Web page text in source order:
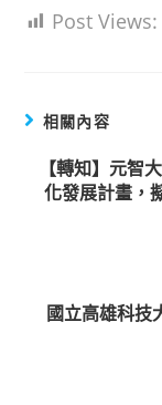
Post Views:
相關內容
【轉知】元智
化發展計畫，
國立高雄科技